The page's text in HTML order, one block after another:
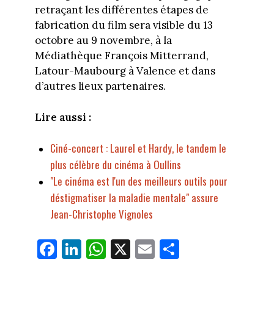
retraçant les différentes étapes de
fabrication du film sera visible du 13
octobre au 9 novembre, à la
Médiathèque François Mitterrand,
Latour-Maubourg à Valence et dans
d’autres lieux partenaires.
Lire aussi :
Ciné-concert : Laurel et Hardy, le tandem le
plus célèbre du cinéma à Oullins
"Le cinéma est l'un des meilleurs outils pour
déstigmatiser la maladie mentale" assure
Jean-Christophe Vignoles
Fa
ce
Li
nk
W
ha
X E
m
Pa
rt